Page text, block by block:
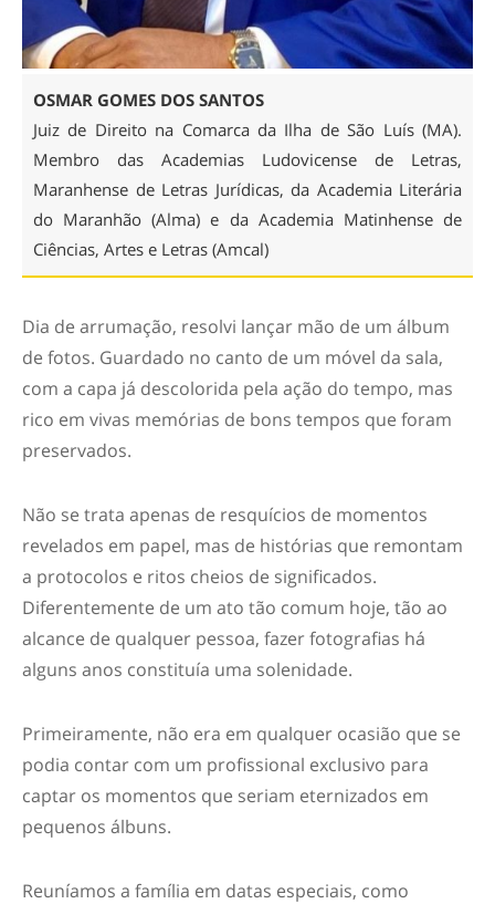
OSMAR GOMES DOS SANTOS
Juiz de Direito na Comarca da Ilha de São Luís (MA).
Membro das Academias Ludovicense de Letras,
Maranhense de Letras Jurídicas, da Academia Literária
do Maranhão (Alma) e da Academia Matinhense de
Ciências, Artes e Letras (Amcal)
Dia de arrumação, resolvi lançar mão de um álbum
de fotos. Guardado no canto de um móvel da sala,
com a capa já descolorida pela ação do tempo, mas
rico em vivas memórias de bons tempos que foram
preservados.
Não se trata apenas de resquícios de momentos
revelados em papel, mas de histórias que remontam
a protocolos e ritos cheios de significados.
Diferentemente de um ato tão comum hoje, tão ao
alcance de qualquer pessoa, fazer fotografias há
alguns anos constituía uma solenidade.
Primeiramente, não era em qualquer ocasião que se
podia contar com um profissional exclusivo para
captar os momentos que seriam eternizados em
pequenos álbuns.
Reuníamos a família em datas especiais, como